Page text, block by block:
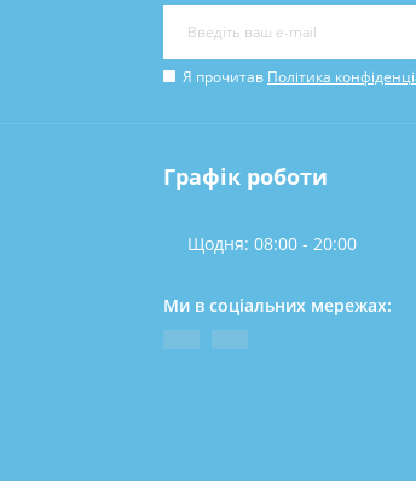
Я прочитав Політика
Графік роботи
Щодня: 08:00 - 20:00
Ми в соціальних мережах: